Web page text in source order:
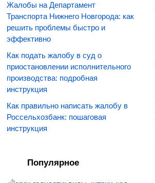
Жалобы на Департамент
Транспорта Нижнего Новгорода: как
решить проблемы быстро и
эффективно
Как подать жалобу в суд о
приостановлении исполнительного
производства: подробная
инструкция
Как правильно написать жалобу в
Россельхозбанк: пошаговая
инструкция
Популярное